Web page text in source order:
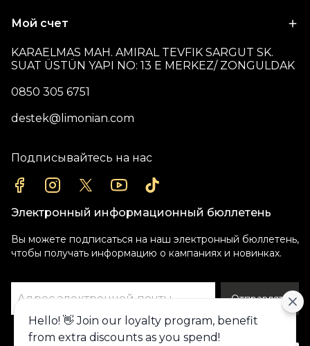
Alışveriş deneyiminizi iyileştirmek için
yasal düzenlemelere uygun çerezler
Мой счет
KARAELMAS MAH. AMIRAL TEVFIK SARGUT SK.
SUAT ÜSTÜN YAPI NO: 13 E MERKEZ/ ZONGULDAK
0850 305 6751
destek@limonian.com
Подписывайтесь на нас
Электронный информационный бюллетень
Вы можете подписаться на наш электронный бюллетень,
чтобы получать информацию о кампаниях и новинках.
Отправлять
Hello! 👋 Join our loyalty program, benefit
from extra discounts as you spend!